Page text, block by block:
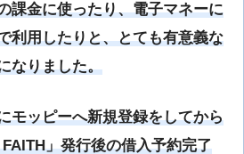
課金に使ったり、電子マネーに
利用したりと、とても有意義な
なりました。
モッピーへ新規登録をしてから
」発行後の借入予約完了